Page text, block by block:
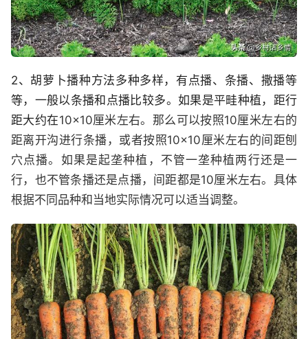
2、胡萝卜播种方法多种多样，有点播、条播、撒播等
等，一般以条播和点播比较多。如果是平畦种植，距行
距大约在10×10厘米左右。那么可以按照10厘米左右的
距离开沟进行条播，或者按照10×10厘米左右的间距刨
穴点播。如果是起垄种植，不管一垄种植两行还是一
行，也不管条播还是点播，间距都是10厘米左右。具体
根据不同品种和当地实际情况可以适当调整。